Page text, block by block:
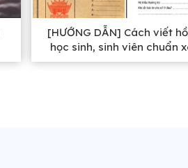
[HƯỚNG DẪN] Cách viết
học sinh, sinh viên chuẩn
nhất